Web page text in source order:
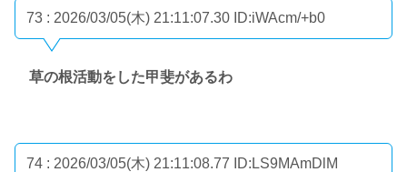
73 : 2026/03/05(木) 21:11:07.30 ID:iWAcm/+b0
草の根活動をした甲斐があるわ
74 : 2026/03/05(木) 21:11:08.77 ID:LS9MAmDlM